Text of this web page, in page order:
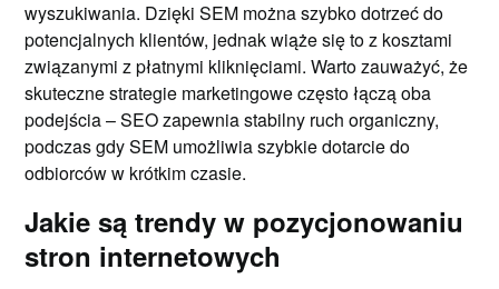
wyszukiwania. Dzięki SEM można szybko dotrzeć do
potencjalnych klientów, jednak wiąże się to z kosztami
związanymi z płatnymi kliknięciami. Warto zauważyć, że
skuteczne strategie marketingowe często łączą oba
podejścia – SEO zapewnia stabilny ruch organiczny,
podczas gdy SEM umożliwia szybkie dotarcie do
odbiorców w krótkim czasie.
Jakie są trendy w pozycjonowaniu
stron internetowych